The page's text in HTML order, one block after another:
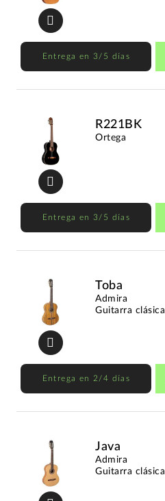
Entrega en 3/5 días
R221BK
Ortega
Entrega en 3/5 días
Toba
Admira
Guitarra clásica
Entrega en 2/4 días
Java
Admira
Guitarra clásica